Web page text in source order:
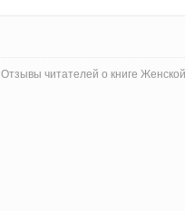
Отзывы читателей о книге